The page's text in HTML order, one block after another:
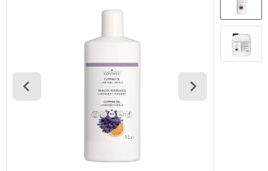
Posturmed & Proprio-Swing
Hedge Hock (NEU IM SORTIMENT)
Elasko (NEU IM SORTIMENT)
Trainingstische